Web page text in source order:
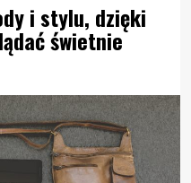
i stylu, dzięki
świetnie